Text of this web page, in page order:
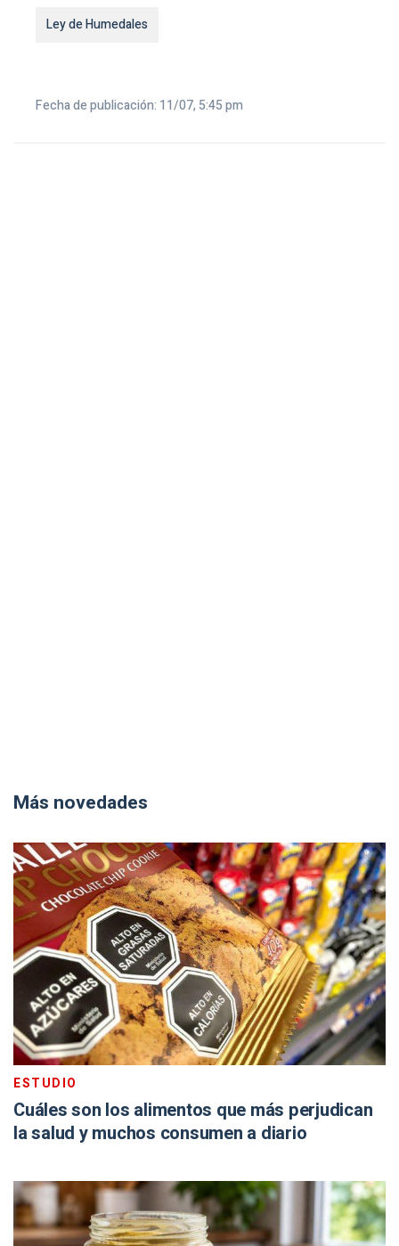
Ley de Humedales
Fecha de publicación: 11/07, 5:45 pm
Más novedades
ESTUDIO
Cuáles son los alimentos que más perjudican
la salud y muchos consumen a diario